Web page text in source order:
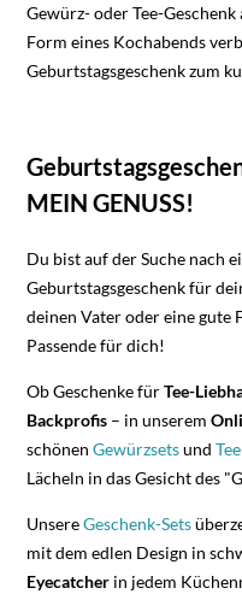
Gewürz- oder Tee-
Form eines Kochabends
Geburtstagsgeschenk zum
MEIN GENUSS!
Du bist auf der Suche nach
Geburtstagsgeschenk für
deinen Vater oder eine gute
Passende für dich!
Ob Geschenke fürTee-
Backprofis – in unserem
schönenGewürzsetsund
Lächeln in das Gesicht des
UnsereGeschenk-Sets
mit dem edlen Design in
Eyecatcher in jedem